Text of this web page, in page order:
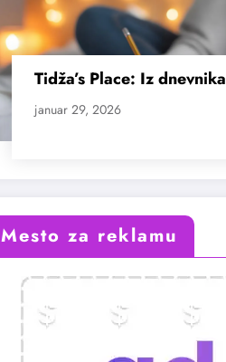
Tidža’s Place: Iz dnevnika
januar 29, 2026
Mesto za reklamu